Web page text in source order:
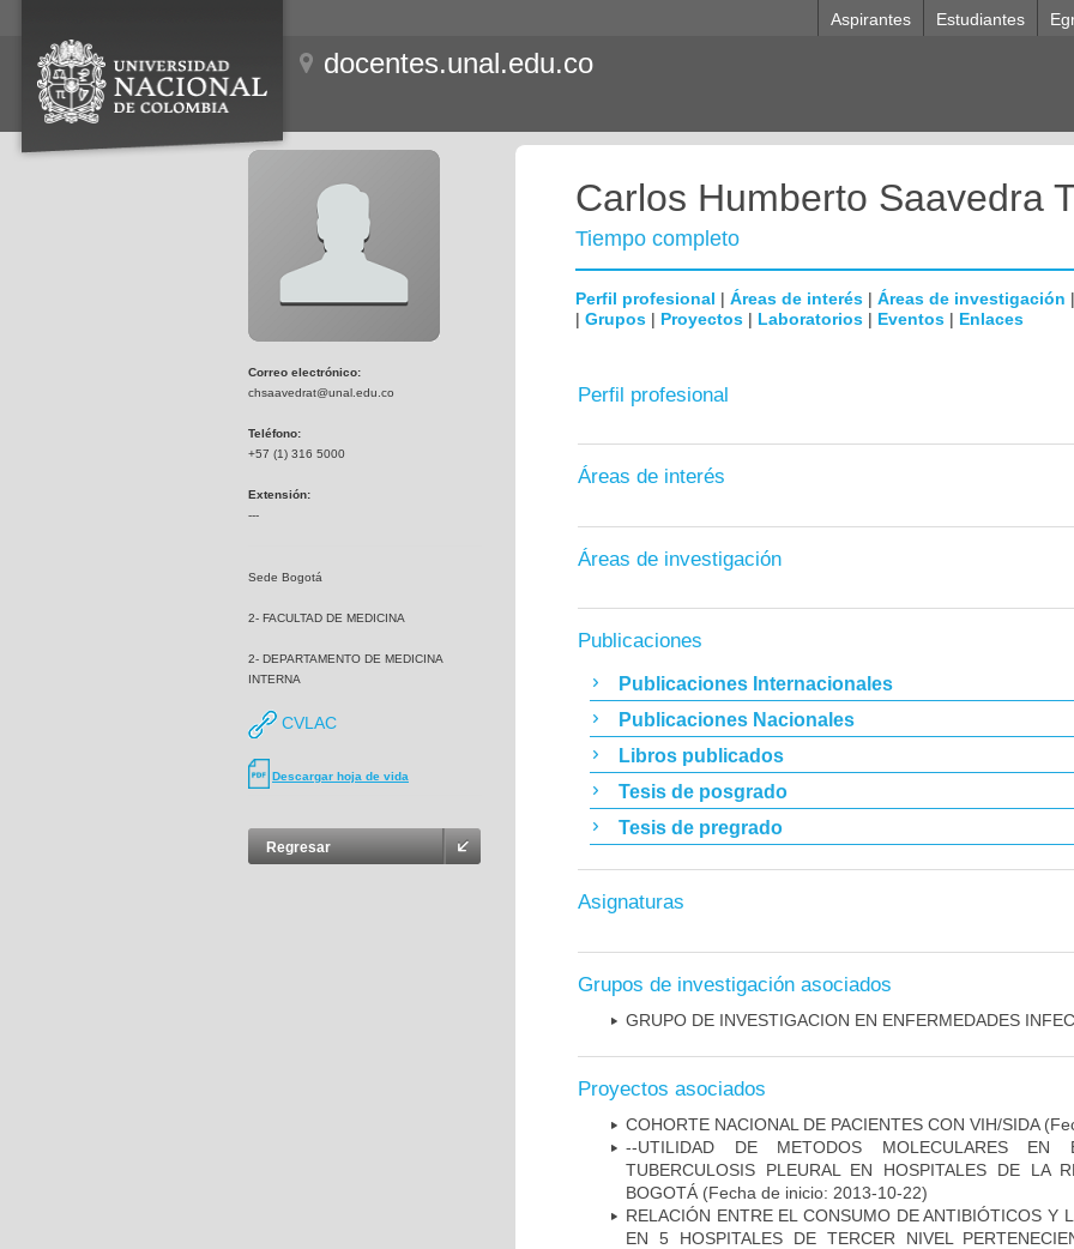
Aspirantes Estudiantes
docentes.unal.edu.co
Correo electrónico:
chsaavedrat@unal.edu.co
Teléfono:
+57 (1) 316 5000
Extensión:
---
Sede Bogotá
2- FACULTAD DE MEDICINA
2- DEPARTAMENTO DE MEDICINA
INTERNA
CVLAC
Descargar hoja de vida
Regresar
Carlos Humberto Saavedra
Tiempo completo
Perfil profesional | Áreas de interés | Áreas de investigación |
| Grupos | Proyectos | Laboratorios | Eventos | Enlaces
Perfil profesional
Áreas de interés
Áreas de investigación
Publicaciones
Publicaciones Internacionales
Publicaciones Nacionales
Libros publicados
Tesis de posgrado
Tesis de pregrado
Asignaturas
Grupos de investigación asociados
GRUPO DE INVESTIGACION EN ENFERMEDADES
Proyectos asociados
COHORTE NACIONAL DE PACIENTES CON VIH/SIDA
--UTILIDAD DE METODOS MOLECULARES
TUBERCULOSIS PLEURAL EN HOSPITALES DE LA
BOGOTÁ (Fecha de inicio: 2013-10-22)
RELACIÓN ENTRE EL CONSUMO DE ANTIBIÓTICOS Y
EN 5 HOSPITALES DE TERCER NIVEL